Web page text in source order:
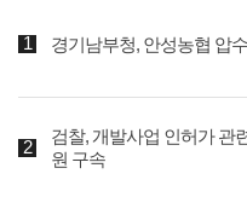
경기남부청, 안성농협 압
검찰, 개발사업 인허가 관
원 구속